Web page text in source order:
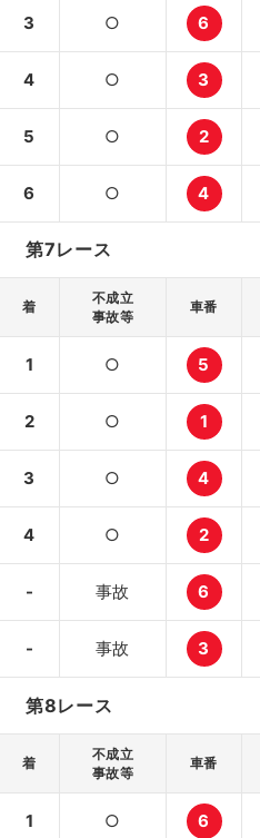
3 ○ 6
4 ○ 3
5 ○ 2
6 ○ 4
第7レース
着
不成立
事故等
車番
1 ○ 5
2 ○ 1
3 ○ 4
4 ○ 2
- 事故 6
- 事故 3
第8レース
着
不成立
事故等
車番
1 ○ 6